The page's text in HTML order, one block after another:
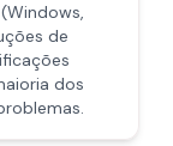
de
dos